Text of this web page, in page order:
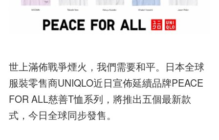
世上滿佈戰爭煙火，我們需要和平。日本全球
服裝零售商UNIQLO近日宣佈延續品牌PEACE
FOR ALL慈善T恤系列，將推出五個最新款
式，今日全球同步發售。